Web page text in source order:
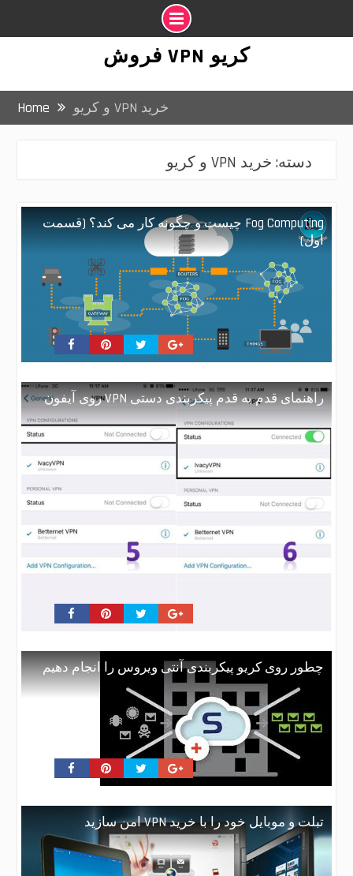
کریو VPN فروش
Home خرید VPN و کریو
دسته: خرید VPN و کریو
Fog Computing چیست و چگونه کار می کند؟ (قسمت
اول)
راهنمای قدم به قدم پیکربندی دستی VPN روی آیفون
چطور روی کریو پیکربندی آنتی ویروس را انجام دهیم
تبلت و موبایل خود را با خرید VPN امن سازید